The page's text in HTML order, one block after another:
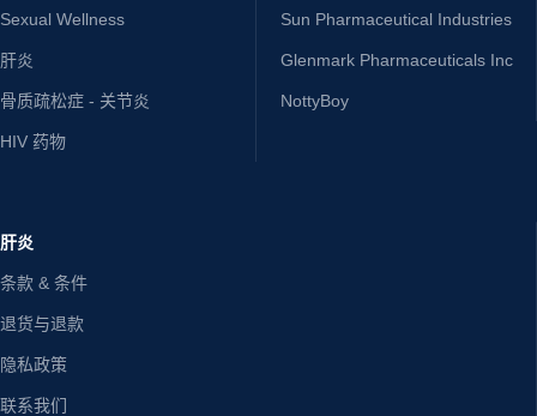
Sexual Wellness
肝炎
骨质疏松症 - 关节炎
HIV 药物
Sun Pharmaceutical Industries
Glenmark Pharmaceuticals Inc
NottyBoy
肝炎
条款 & 条件
退货与退款
隐私政策
联系我们